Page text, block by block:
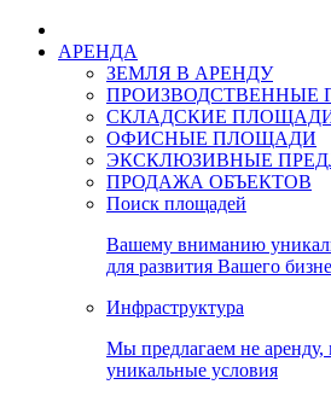
АРЕНДА
ЗЕМЛЯ В АРЕНДУ
ПРОИЗВОДСТВЕННЫЕ
СКЛАДСКИЕ
ОФИСНЫЕ ПЛОЩАДИ
ЭКСКЛЮЗИВНЫЕ
ПРОДАЖА ОБЪЕКТОВ
Поиск площадей
Вашему вниманию
для развития Вашего
Инфраструктура
Мы предлагаем не аренду,
уникальные условия